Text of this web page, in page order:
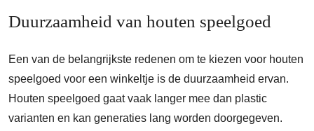
Duurzaamheid van houten speelgoed
Een van de belangrijkste redenen om te kiezen voor houten
speelgoed voor een winkeltje is de duurzaamheid ervan.
Houten speelgoed gaat vaak langer mee dan plastic
varianten en kan generaties lang worden doorgegeven.